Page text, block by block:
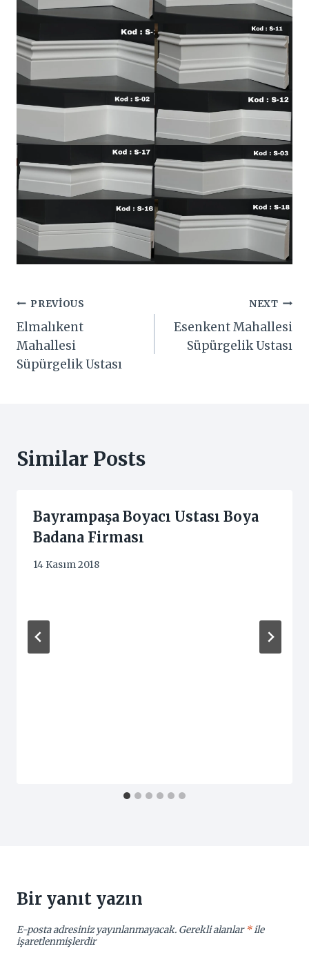
Yazı
gezinmesi
PREVIOUS
Elmalıkent
Mahallesi
Süpürgelik Ustası
NEXT
Esenkent Mahallesi
Süpürgelik Ustası
Similar Posts
Bayrampaşa Boyacı Ustası Boya
Badana Firması
14 Kasım 2018
Bir yanıt yazın
E-posta adresiniz yayınlanmayacak. Gerekli alanlar*ile
işaretlenmişlerdir